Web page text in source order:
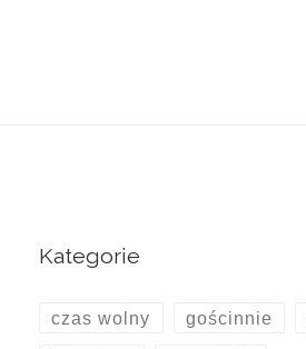
Kategorie
czas wolny gościnnie